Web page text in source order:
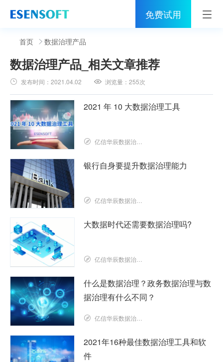
免费试用
首页
睿治
解决方案
伙伴
服务
社区
关于亿信
400-0011-866
首页 数据治理产品
数据治理产品 _相关文章推荐
发布时间：2021.04.02 浏览量：255次
2021 年 10 大数据治理工具
亿信华辰数据治理研究院
银行自身要提升数据治理能力
亿信华辰数据治理研究院
大数据时代还需要数据治理吗?
亿信华辰数据治理研究院
什么是数据治理？政务数据治理与数
据治理有什么不同？
亿信华辰数据治理研究院
2021年16种最佳数据治理工具和软
件